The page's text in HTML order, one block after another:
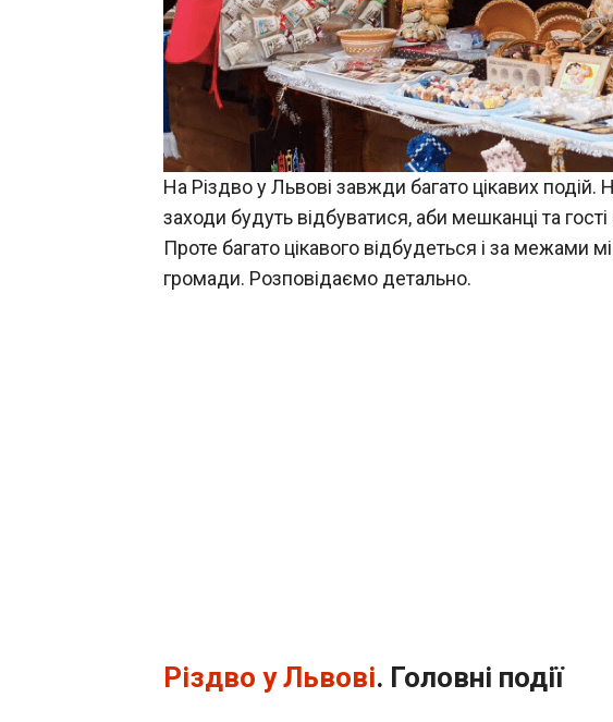
На Різдво у Львові завжди багато цікавих подій.
заходи будуть відбуватися, аби мешканці та
Проте багато цікавого відбудеться і за межами
громади. Розповідаємо детально.
Різдво у Львові. Головні події